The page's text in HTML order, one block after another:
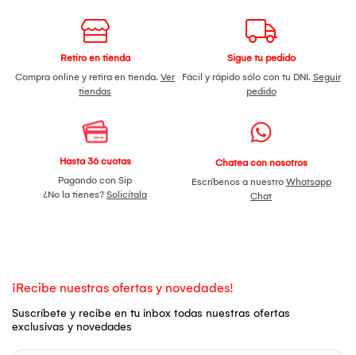
Retiro en tienda
Compra online y retira en tienda. Ver
tiendas
Sigue tu pedido
Fácil y rápido sólo con tu DNI. Seguir
pedido
Hasta 36 cuotas
Pagando con Sip
¿No la tienes? Solicítala
Chatea con nosotros
Escríbenos a nuestro Whatsapp
Chat
¡Recibe nuestras ofertas y novedades!
Suscríbete y recibe en tu inbox todas nuestras ofertas
exclusivas y novedades